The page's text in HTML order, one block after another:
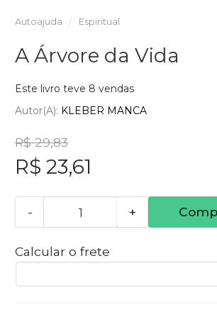
Autoajuda Espiritual
A Árvore da Vida
Este livro teve 8 vendas
Autor(a): KLEBER MANCA
R$ 29,83
R$ 23,61
- +
Calcular o frete